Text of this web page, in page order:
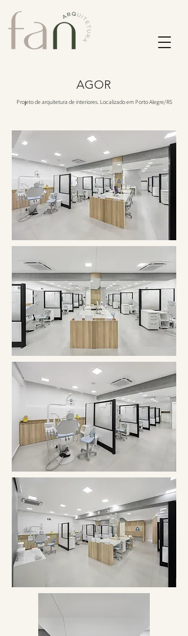
AGOR
Projeto de arquitetura de interiores. Localizado em Porto Alegre/RS